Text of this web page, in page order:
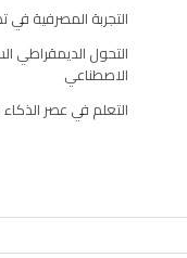
التجربة المصرفية في
التحول الديمقراطي
الاصطناعي
التعلم في عصر